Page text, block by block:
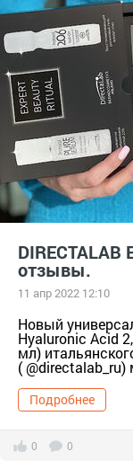
отзывы.
11 апр 2022 12:10
Новый
Hyaluronic Acid
мл)
( @directalab_ru)
Подробнее
0 0